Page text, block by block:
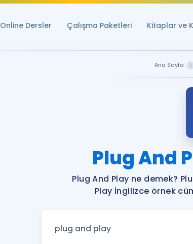
Online Dersler Çalışma Paketleri Kitaplar ve
Ana Sayfa
Plug And
Plug And Play ne demek?
Play İngilizce örnek